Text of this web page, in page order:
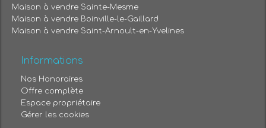
Maison à vendre Sainte-Mesme
Maison à vendre Boinville-le-Gaillard
Maison à vendre Saint-Arnoult-en-Yvelines
Informations
Nos Honoraires
Offre complète
Espace propriétaire
Gérer les cookies